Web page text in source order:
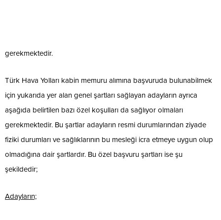
gerekmektedir.
Türk Hava Yolları kabin memuru alımına başvuruda bulunabilmek
için yukarıda yer alan genel şartları sağlayan adayların ayrıca
aşağıda belirtilen bazı özel koşulları da sağlıyor olmaları
gerekmektedir. Bu şartlar adayların resmi durumlarından ziyade
fiziki durumları ve sağlıklarının bu mesleği icra etmeye uygun olup
olmadığına dair şartlardır. Bu özel başvuru şartları ise şu
şekildedir;
Adayların;